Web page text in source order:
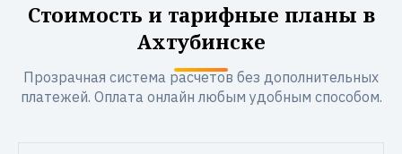
Стоимость и тарифные планы в
Ахтубинске
Прозрачная система расчетов без дополнительных
платежей. Оплата онлайн любым удобным способом.